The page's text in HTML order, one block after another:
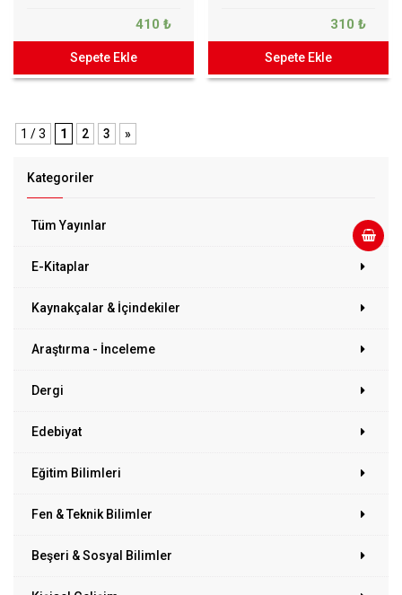
Kategoriler
Tüm Yayınlar
E-Kitaplar
Kaynakçalar & İçindekiler
Araştırma - İnceleme
Dergi
Edebiyat
Eğitim Bilimleri
Fen & Teknik Bilimler
Beşeri & Sosyal Bilimler
410 ₺
Sepete Ekle
310 ₺
Sepete Ekle
1 / 3 1 2 3 »